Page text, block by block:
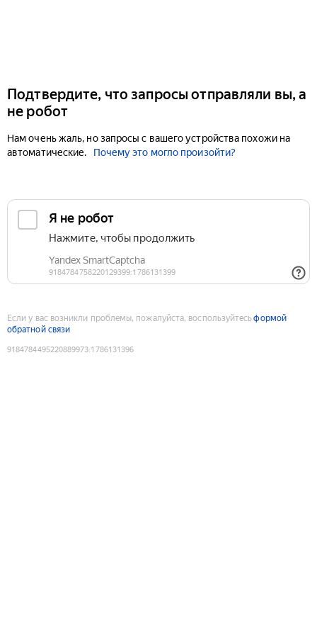
Подтвердите, что запросы отправляли вы, а
не робот
Нам очень жаль, но запросы с вашего устройства похожи на
автоматические.
Почему это могло произойти?
Если у вас возникли проблемы, пожалуйста, воспользуйтесьформой
обратной связи
9184784495220889973:1786131396